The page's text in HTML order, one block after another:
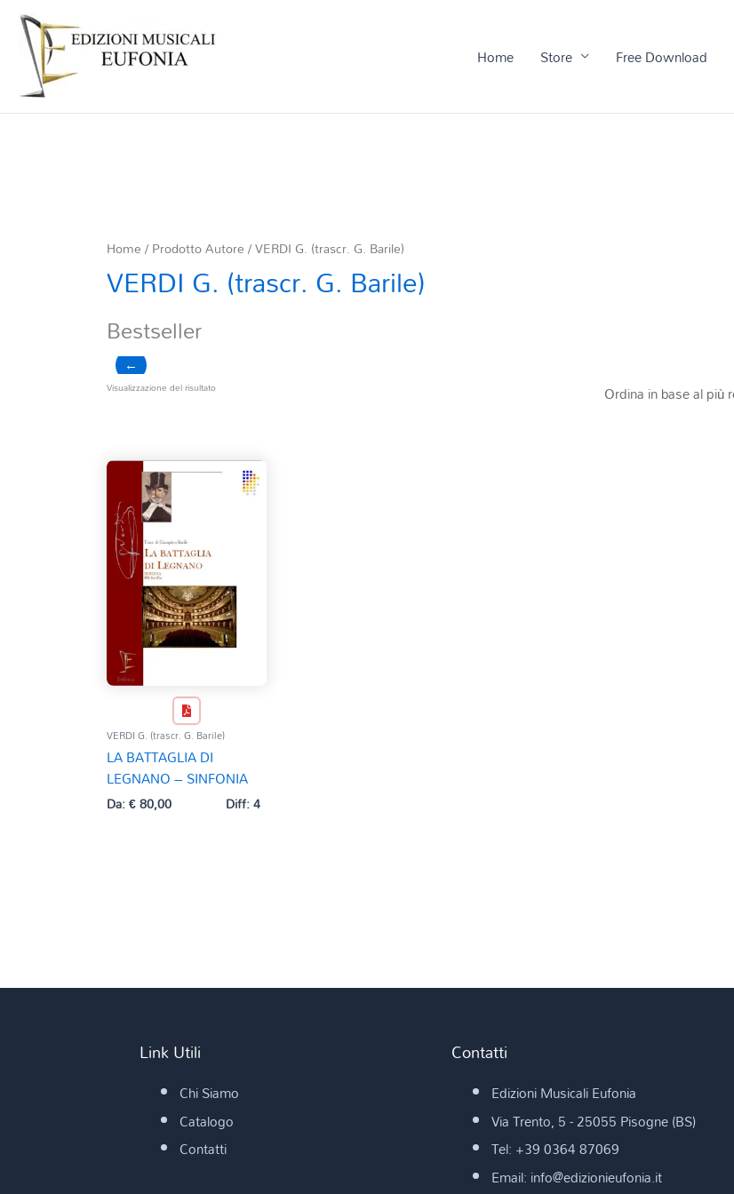
Home Store Free Download
Home/ Prodotto Autore / VERDI G. (trascr. G. Barile)
VERDI G. (trascr. G. Barile)
Bestseller
←
Visualizzazione del risultato
VERDI G. (trascr. G. Barile)
LA BATTAGLIA DI
LEGNANO – SINFONIA
Da:€80,00 Diff: 4
Link Utili
Chi Siamo
Catalogo
Contatti
Contatti
Edizioni Musicali Eufonia
Via Trento, 5 - 25055 Pisogne (BS)
Tel: +39 0364 87069
Email: info@edizionieufonia.it